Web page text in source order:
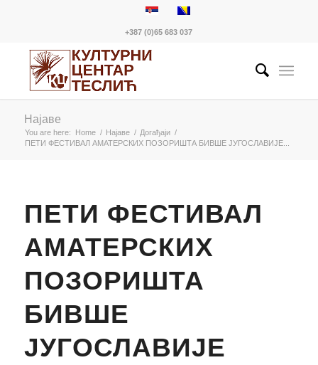
+387 (0)65 683 037
Најаве
You are here: Home / Најаве / Догађаји /
ПЕТИ ФЕСТИВАЛ АМАТЕРСКИХ ПОЗОРИШТА БИВШЕ ЈУГОСЛАВИЈЕ...
ПЕТИ ФЕСТИВАЛ
АМАТЕРСКИХ
ПОЗОРИШТА
БИВШЕ
ЈУГОСЛАВИЈЕ